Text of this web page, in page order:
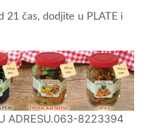
21 čas, dodjite u PLATE i
ADRESU.063-8223394